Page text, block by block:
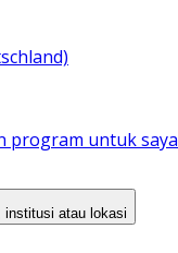
program untuk saya
institusi atau lokasi